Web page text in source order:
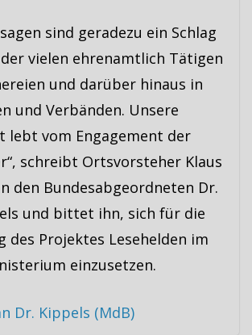
sind geradezu ein Schlag
vielen ehrenamtlich Tätigen
und darüber hinaus in
und Verbänden. Unsere
lebt vom Engagement der
schreibt Ortsvorsteher Klaus
den Bundesabgeordneten Dr.
und bittet ihn, sich für die
des Projektes Lesehelden im
einzusetzen.
Dr. Kippels (MdB)